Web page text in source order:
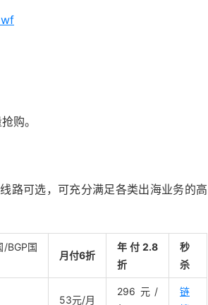
购。
路可选，可充分满足各类出海业务的高
/BGP国
月付6折
年付2.8
折
秒
杀
53元/月
296元/
链